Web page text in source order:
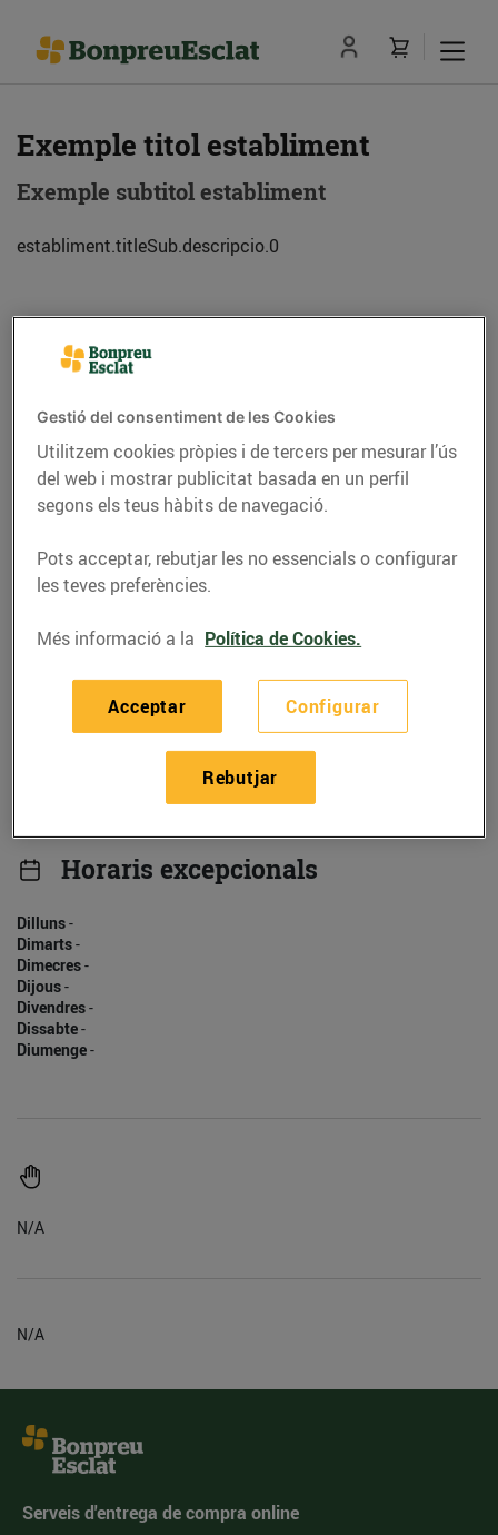
Exemple titol establiment
Exemple subtitol establiment
establiment.titleSub.descripcio.0
Adreça
Telèfon
930525412
Trucar-hi
Horaris
Horaris excepcionals
Dilluns-
Dimarts-
Dimecres-
Dijous-
Divendres-
Dissabte-
Diumenge-
N/A
N/A
Serveis d'entrega de compra online
Gestió del consentiment de les Cookies
Utilitzem cookies pròpies i de tercers per mesurar l’ús
del web i mostrar publicitat basada en un perfil
segons els teus hàbits de navegació.
Pots acceptar, rebutjar les no essencials o configurar
les teves preferències.
Més informació a la Política de Cookies.
Configurar
Rebutjar
Acceptar